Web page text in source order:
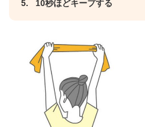
10秒ほどキープする